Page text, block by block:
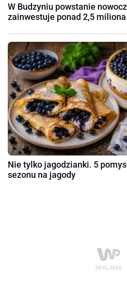
W Budzyniu powstanie
zainwestuje ponad 2,5 miliona
Nie tylko jagodzianki. 5
sezonu na jagody